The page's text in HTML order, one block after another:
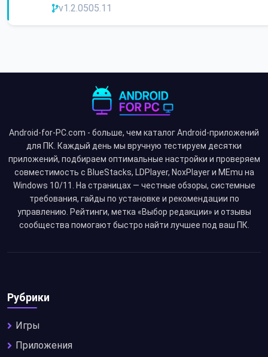
v1.2.0505.11
Android-for-PC.com - больше, чем каталог Android-приложений
для ПК. Каждый день мы вручную тестируем десятки
приложений, подбираем оптимальные настройки и проверяем
совместимость с BlueStacks, LDPlayer, NoxPlayer и MEmu на
Windows 10/11. На страницах — честные обзоры, системные
требования, гайды по установке и рекомендации по
управлению. Рейтинги, метка «Выбор редакции» и отзывы
сообщества помогают быстро найти лучшее под ваш ПК.
Рубрики
Игры
Приложения